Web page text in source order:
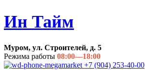
Ин Тайм
Муром, ул. Строителей, д. 5
Режима работы 08:00—18:00
+7 (904) 253-40-00